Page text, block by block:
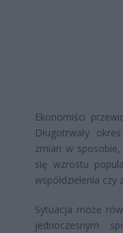
Ekonomiści
Długotrwały
zmian w
się wzrostu
współdzielenia czy
Sytuacja może
jednoczesnym